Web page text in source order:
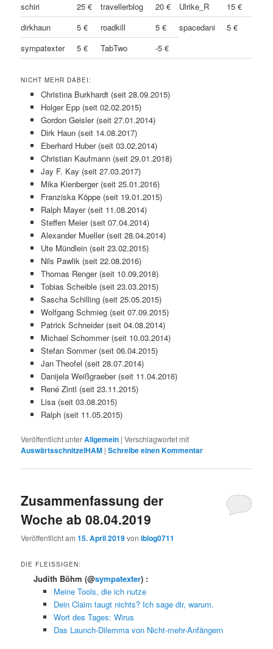
schiri 25 € travellerblog 20 € Ulrike_R
15 €
dirkhaun
5 € roadkill 5 € spacedani
5 €
sympatexter
5 € TabTwo -5 €
NICHT MEHR DABEI:
Christina Burkhardt (seit 28.09.2015)
Holger Epp (seit 02.02.2015)
Gordon Geisler (seit 27.01.2014)
Dirk Haun (seit 14.08.2017)
Eberhard Huber (seit 03.02.2014)
Christian Kaufmann (seit 29.01.2018)
Jay F. Kay (seit 27.03.2017)
Mika Kienberger (seit 25.01.2016)
Franziska Köppe (seit 19.01.2015)
Ralph Mayer (seit 11.08.2014)
Steffen Meier (seit 07.04.2014)
Alexander Mueller (seit 28.04.2014)
Ute Mündlein (seit 23.02.2015)
Nils Pawlik (seit 22.08.2016)
Thomas Renger (seit 10.09.2018)
Tobias Scheible (seit 23.03.2015)
Sascha Schilling (seit 25.05.2015)
Wolfgang Schmieg (seit 07.09.2015)
Patrick Schneider (seit 04.08.2014)
Michael Schommer (seit 10.03.2014)
Stefan Sommer (seit 06.04.2015)
Jan Theofel (seit 28.07.2014)
Danijela Weißgraeber (seit 11.04.2016)
René Zintl (seit 23.11.2015)
Lisa (seit 03.08.2015)
Ralph (seit 11.05.2015)
Veröffentlicht unterAllgemein |Verschlagwortet mit
AuswärtsschnitzelHAM |Schreibe einen Kommentar
Zusammenfassung der
Woche ab 08.04.2019
Veröffentlicht am15. April 2019voniblog0711
DIE FLEISSIGEN:
Judith Böhm(@sympatexter) :
Meine Tools, die ich nutze
Dein Claim taugt nichts? Ich sage dir, warum.
Wort des Tages: Wirus
Das Launch-Dilemma von Nicht-mehr-Anfängern